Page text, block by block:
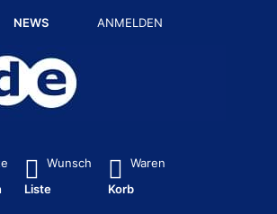
NEWS ANMELDEN
Drücken Sie die Eingabetaste, um alle
Wunsch
Liste
Waren
Korb